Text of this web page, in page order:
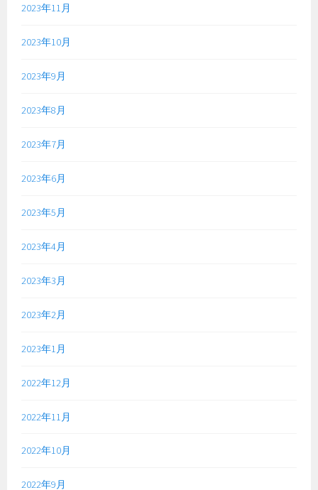
2023年11月
2023年10月
2023年9月
2023年8月
2023年7月
2023年6月
2023年5月
2023年4月
2023年3月
2023年2月
2023年1月
2022年12月
2022年11月
2022年10月
2022年9月